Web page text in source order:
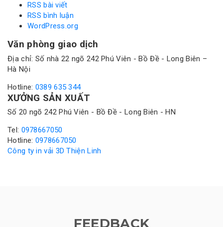
RSS bài viết
RSS bình luận
WordPress.org
Văn phòng giao dịch
Địa chỉ: Số nhà 22 ngõ 242 Phú Viên - Bồ Đề - Long Biên –
Hà Nội
Hotline: 0389 635 344
XƯỞNG SẢN XUẤT
Số 20 ngõ 242 Phú Viên - Bồ Đề - Long Biên - HN
Tel: 0978667050
Hotline: 0978667050
Công ty in vải 3D Thiện Linh
FEEDBACK